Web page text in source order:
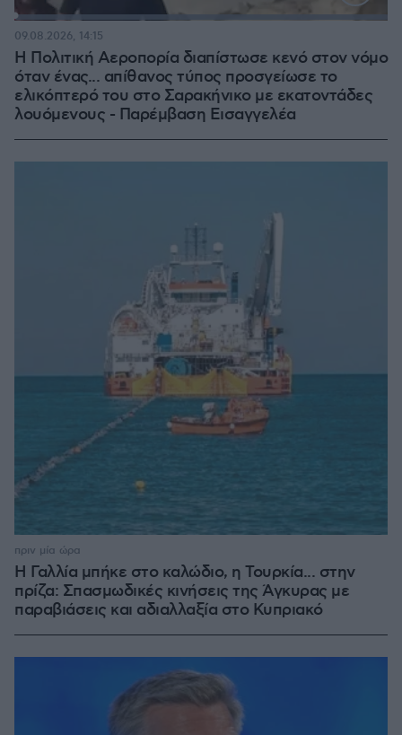
:
Η Πολιτική Αεροπορία διαπίστωσε κενό στον νόμο
όταν ένας... απίθανος τύπος προσγείωσε το
ελικόπτερό του στο Σαρακήνικο με εκατοντάδες
λουόμενους - Παρέμβαση Εισαγγελέα
09.08.2026, 14:15
Η Γαλλία μπήκε στο καλώδιο, η Τουρκία... στην
πρίζα: Σπασμωδικές κινήσεις της Άγκυρας με
παραβιάσεις και αδιαλλαξία στο Κυπριακό
πριν μία ώρα